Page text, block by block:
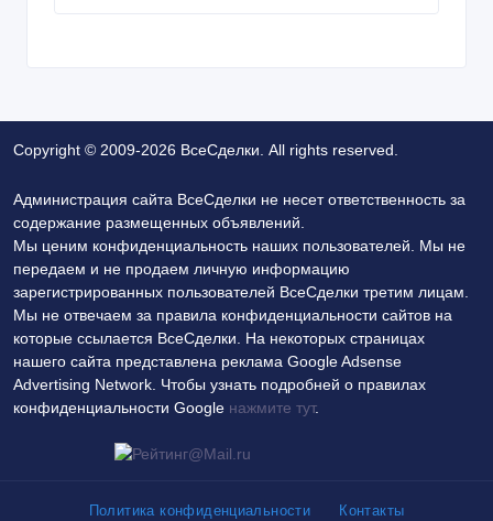
Copyright © 2009-2026 ВсеСделки. All rights reserved.
Администрация сайта ВсеСделки не несет ответственность за
содержание размещенных объявлений.
Мы ценим конфиденциальность наших пользователей. Мы не
передаем и не продаем личную информацию
зарегистрированных пользователей ВсеСделки третим лицам.
Мы не отвечаем за правила конфиденциальности сайтов на
которые ссылается ВсеСделки. На некоторых страницах
нашего сайта представлена реклама Google Adsense
Advertising Network. Чтобы узнать подробней о правилах
конфиденциальности Google нажмите тут.
Политика конфиденциальности Контакты